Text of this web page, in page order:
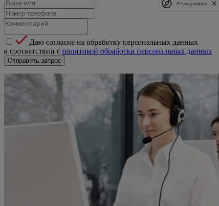
Даю согласие на обработку персональных данных
в соответствии с политикой обработки персональных данных
Отправить запрос
Privacy notice